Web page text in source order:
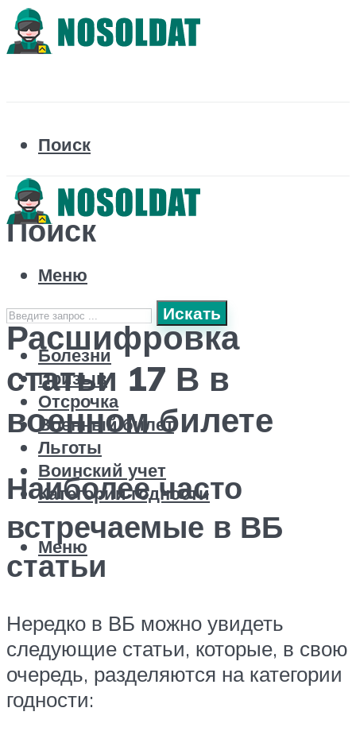
Поиск
Поиск
Искать
Болезни
Призыв
Отсрочка
Военный билет
Льготы
Воинский учет
Категории годности
Меню
Меню
Расшифровка
статьи 17 В в
военном билете
Наиболее часто
встречаемые в ВБ
статьи
Нередко в ВБ можно увидеть
следующие статьи, которые, в свою
очередь, разделяются на категории
годности: